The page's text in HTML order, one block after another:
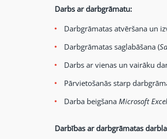
Darbs ar darbgrāmatu:
Darbgrāmatas atvēršana un
Darbgrāmatas saglabāšana (
Darbs ar vienas un vairāku
Pārvietošanās starp
Darba beigšana Microsoft Excel
Darbības ar darbgrāmatas